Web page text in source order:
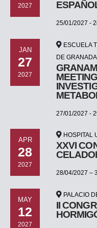
2027
25/01/2027 -
JAN
27
2027
ESCUELA
DE GRANADA
27/01/2027 -
APR
28
2027
HOSPITAL
XXVI
28/04/2027 –
MAY
12
2027
PALACIO
II